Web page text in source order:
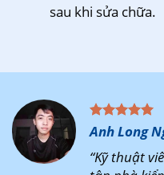
sau khi sửa chữa.
Anh Long
“Kỹ thuật